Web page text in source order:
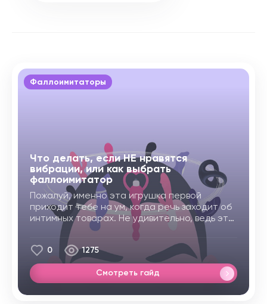
Фаллоимитаторы
Что делать, если НЕ нравятся
вибрации, или как выбрать
фаллоимитатор
Пожалуй, именно эта игрушка первой
приходит тебе на ум, когда речь заходит об
интимных товарах. Не удивительно, ведь это
самый простой надежный и понятный love-
девайс. За что мы его и любим.
Подготовили
для тебя небольшие инструкции, как
выбрать тот самый фаллоимитатор
0 1275
Смотреть гайд